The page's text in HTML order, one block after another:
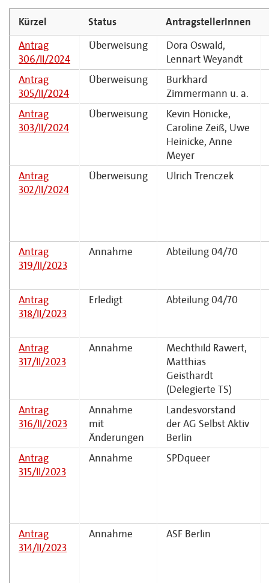
Kürzel Status
AntragstellerInnen
Antrag
306/II/2024
Überweisung
Dora Oswald,
Lennart Weyandt
Antrag
305/II/2024
Überweisung
Burkhard
Zimmermann u. a.
Antrag
303/II/2024
Überweisung
Kevin Hönicke,
Caroline Zeiß, Uwe
Heinicke, Anne
Meyer
Antrag
302/II/2024
Überweisung Ulrich Trenczek
Antrag
319/II/2023
Annahme Abteilung 04/70
Antrag
318/II/2023
Erledigt Abteilung 04/70
Antrag
317/II/2023
Annahme
Mechthild Rawert,
Matthias
Geisthardt
(Delegierte TS)
Antrag
316/II/2023
Annahme
mit
Änderungen
Landesvorstand
der AG Selbst Aktiv
Berlin
Antrag
315/II/2023
Annahme SPDqueer
Antrag
314/II/2023
Annahme ASF Berlin